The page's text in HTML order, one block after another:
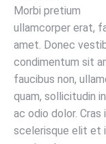
Morbi pretium
ullamcorper erat,
amet. Donec
condimentum sit
faucibus non,
quam, sollicitudin
ac odio dolor.
scelerisque elit et